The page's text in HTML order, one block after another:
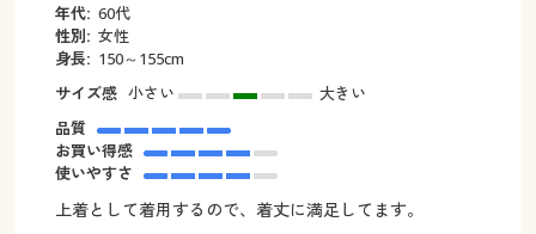
年代: 60代
性別: 女性
身長: 150～155cm
サイズ感 小さい
大きい
品質
お買い得感
使いやすさ
上着として着用するので、着丈に満足してます。